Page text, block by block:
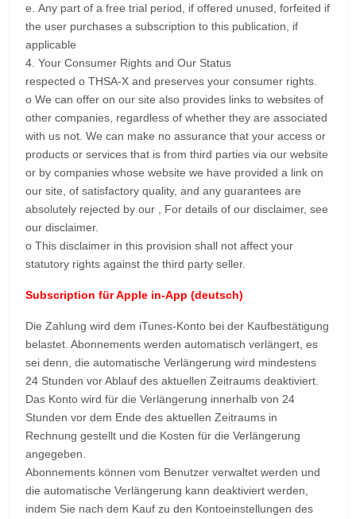
e. Any part of a free trial period, if offered unused, forfeited if
the user purchases a subscription to this publication, if
applicable
4. Your Consumer Rights and Our Status
respected o THSA-X and preserves your consumer rights.
o We can offer on our site also provides links to websites of
other companies, regardless of whether they are associated
with us not. We can make no assurance that your access or
products or services that is from third parties via our website
or by companies whose website we have provided a link on
our site, of satisfactory quality, and any guarantees are
absolutely rejected by our , For details of our disclaimer, see
our disclaimer.
o This disclaimer in this provision shall not affect your
statutory rights against the third party seller.
Subscription für Apple in-App (deutsch)
Die Zahlung wird dem iTunes-Konto bei der Kaufbestätigung
belastet. Abonnements werden automatisch verlängert, es
sei denn, die automatische Verlängerung wird mindestens
24 Stunden vor Ablauf des aktuellen Zeitraums deaktiviert.
Das Konto wird für die Verlängerung innerhalb von 24
Stunden vor dem Ende des aktuellen Zeitraums in
Rechnung gestellt und die Kosten für die Verlängerung
angegeben.
Abonnements können vom Benutzer verwaltet werden und
die automatische Verlängerung kann deaktiviert werden,
indem Sie nach dem Kauf zu den Kontoeinstellungen des